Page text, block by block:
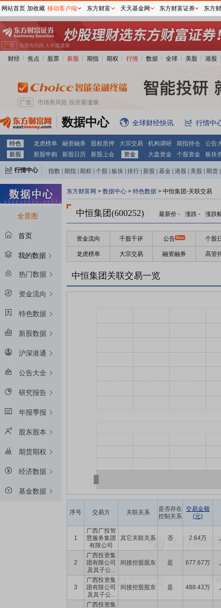
财经 焦点 股票 新股 期指 期权 行情 数据 全球 美股 港股
数据中心 全球财经快讯 行情中
特色 龙虎榜单 融资融券 股权质押 大宗交易 机构调研 期指持仓
公告
新股
新股申购 新股日历 新股上会 资金 大盘资金 个股资金 板块
行情中心 指数 期指 期权 个股 板块 排行 新股 基金 港股 美股 期货
全景图
首页
我的数据
热门数据
资金流向
特色数据
新股数据
沪深港通
公告大全
研究报告
年报季报
股东股本
期货期权
经济数据
基金数据
东方财富网 > 数据中心 > 特色数据 > 中恒集团-关联交易
中恒集团(600252) 最新价 - 涨跌 - 涨跌
资金流向 千股千评 公告 个股
龙虎榜单 大宗交易 融资融券 高管
中恒集团关联交易一览
序号 交易方 关联关系
是否存在
控制关系
交易金额
(元)
1
广西广投智
慧服务集团
有限公司
其它关联关系 否 2.64万
2
广西投资集
团有限公司
及其子公...
间接控股股东 是 677.67万
3
广西投资集
团有限公司
及其子公...
间接控股股东 是 488.43万
广西投资集
网站首页 加收藏 移动客户端 东方财富 天天基金网 东方财富证券 东方